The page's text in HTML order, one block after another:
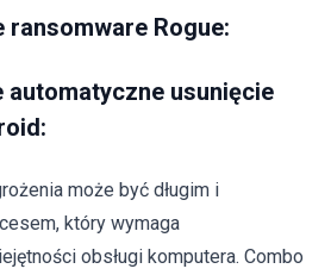
ransomware Rogue:
automatyczne usunięcie
może być długim i
który wymaga
obsługi komputera. Combo